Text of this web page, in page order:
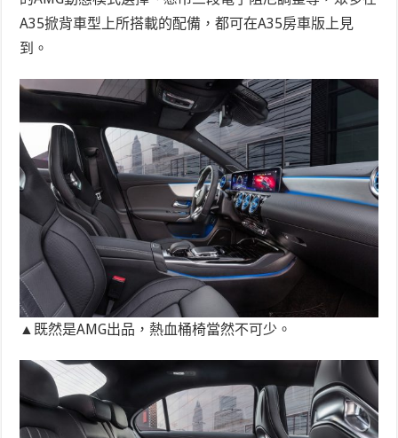
A35掀背車型上所搭載的配備，都可在A35房車版上見
到。
▲既然是AMG出品，熱血桶椅當然不可少。